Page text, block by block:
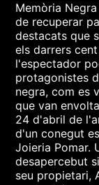
Memòria
de recuperar
destacats que
els darrers
l'espectador
protagonistes
negra, com es
que van
24 d'abril de
d'un conegut
Joieria Pomar.
desapercebut
seu propietari,